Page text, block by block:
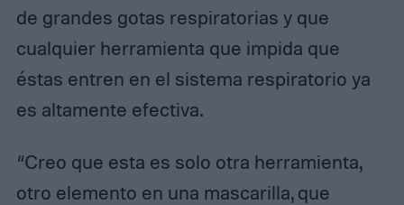
de grandes gotas respiratorias y que
cualquier herramienta que impida que
éstas entren en el sistema respiratorio ya
es altamente efectiva.
“Creo que esta es solo otra herramienta,
otro elemento en una mascarilla, que